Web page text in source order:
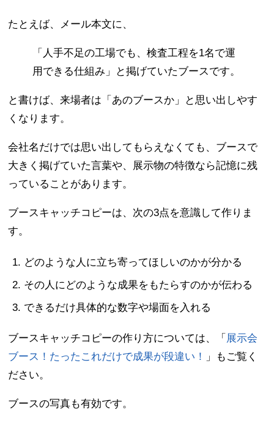
たとえば、メール本文に、
「人手不足の工場でも、検査工程を1名で運
用できる仕組み」と掲げていたブースです。
と書けば、来場者は「あのブースか」と思い出しやす
くなります。
会社名だけでは思い出してもらえなくても、ブースで
大きく掲げていた言葉や、展示物の特徴なら記憶に残
っていることがあります。
ブースキャッチコピーは、次の3点を意識して作りま
す。
どのような人に立ち寄ってほしいのかが分かる
その人にどのような成果をもたらすのかが伝わる
できるだけ具体的な数字や場面を入れる
ブースキャッチコピーの作り方については、「 展示会
ブース！たったこれだけで成果が段違い！
」もご覧く
ださい。
ブースの写真も有効です。